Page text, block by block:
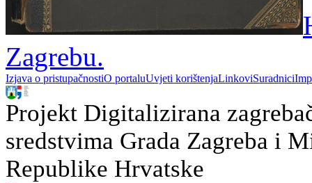
Zagrebu.
Izjava o pristupačnostiO portaluUvjeti korištenjaLinkoviSuradnici
Projekt Digitalizirana
sredstvima Grada Zagreba i
Republike Hrvatske